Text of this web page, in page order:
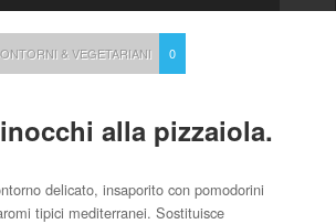
& VEGETARIANI 0
alla pizzaiola.
delicato, insaporito con pomodorini
tipici mediterranei. Sostituisce